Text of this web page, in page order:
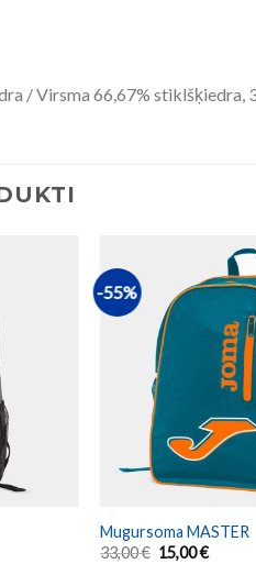
/ Virsma 66,67%
-55%
Mugursoma MASTER
33,00€ 15,00€